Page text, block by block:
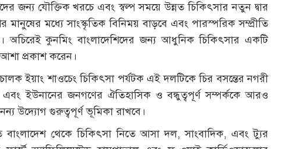
জন্য যৌক্তিক খরচে এবং স্বল্প সময়ে উন্নত চিকিৎসার নতুন দ্বার
মধ্যে সাংস্কৃতিক বিনিময় বাড়বে এবং পারস্পরিক সম্প্রীতি
অচিরেই কুনমিং বাংলাদেশিদের জন্য আধুনিক চিকিৎসার একটি
প্রকাশ করেন।
ইয়াং শাওচেং চিকিৎসা পর্যটক এই দলটিকে চির বসন্তের নগরী
এবং ইউনানের জনগণের ঐতিহাসিক ও বন্ধুত্বপূর্ণ সম্পর্ককে আরও
উদ্যোগ গুরুত্বপূর্ণ ভূমিকা রাখবে।
বাংলাদেশ থেকে চিকিৎসা নিতে আসা দল, সাংবাদিক, এবং ট্যুর